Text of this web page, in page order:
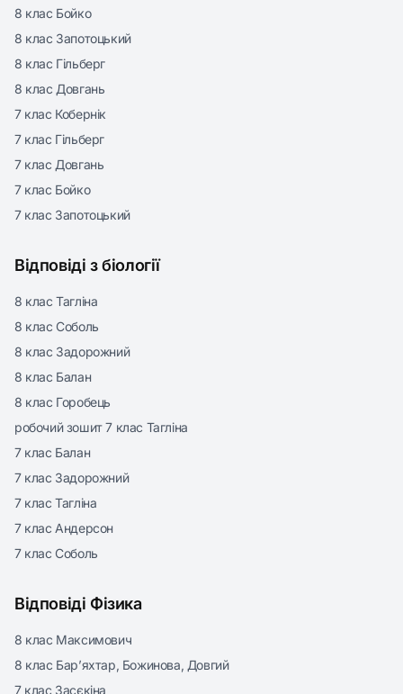
8 клас Бойко
8 клас Запотоцький
8 клас Гільберг
8 клас Довгань
7 клас Кобернік
7 клас Гільберг
7 клас Довгань
7 клас Бойко
7 клас Запотоцький
Відповіді з біології
8 клас Тагліна
8 клас Соболь
8 клас Задорожний
8 клас Балан
8 клас Горобець
робочий зошит 7 клас Тагліна
7 клас Балан
7 клас Задорожний
7 клас Тагліна
7 клас Андерсон
7 клас Соболь
Відповіді Фізика
8 клас Максимович
8 клас Бар’яхтар, Божинова, Довгий
7 клас Засєкіна